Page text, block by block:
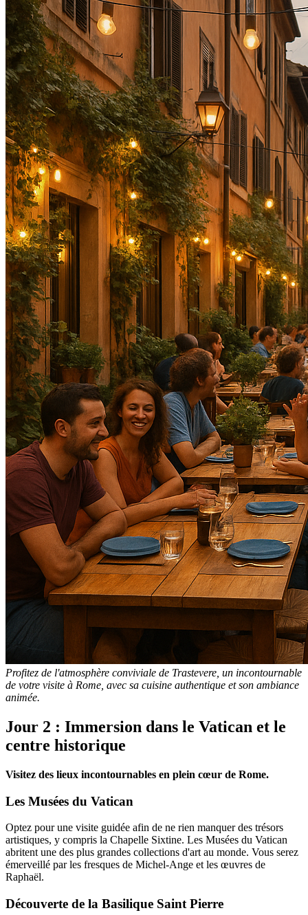
Profitez de l'atmosphère conviviale de Trastevere, un incontournable
de votre visite à Rome, avec sa cuisine authentique et son ambiance
animée.
Jour 2 : Immersion dans le Vatican et le
centre historique
Visitez des lieux incontournables en plein cœur de Rome.
Les Musées du Vatican
Optez pour une visite guidée afin de ne rien manquer des trésors
artistiques, y compris la Chapelle Sixtine. Les Musées du Vatican
abritent une des plus grandes collections d'art au monde. Vous serez
émerveillé par les fresques de Michel-Ange et les œuvres de
Raphaël.
Découverte de la Basilique Saint Pierre